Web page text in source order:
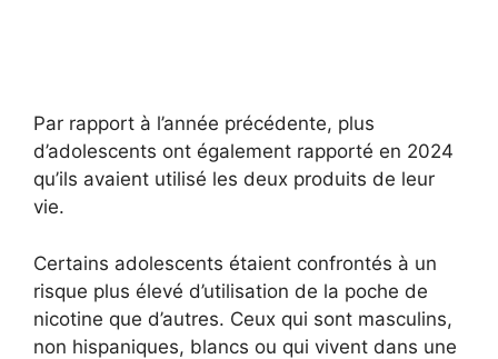
Par rapport à l’année précédente, plus
d’adolescents ont également rapporté en 2024
qu’ils avaient utilisé les deux produits de leur
vie.
Certains adolescents étaient confrontés à un
risque plus élevé d’utilisation de la poche de
nicotine que d’autres. Ceux qui sont masculins,
non hispaniques, blancs ou qui vivent dans une